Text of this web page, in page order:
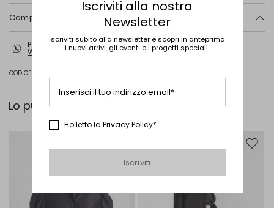
Composizione e lavaggio
Per ogni dubbio o domanda sul prodotto, contattaci su
WhatsApp
CODICE PRODOTTO 1751046405013 - INAFELINO
Lo puoi abbinare con...
Sposta nella wishlist
Iscriviti alla nostra
Newsletter
Iscriviti subito alla newsletter e scopri in anteprima
i nuovi arrivi, gli eventi e i progetti speciali.
Inserisci il tuo indirizzo email*
Ho letto la Privacy Policy*
Iscriviti